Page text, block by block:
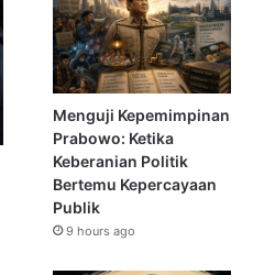
Menguji Kepemimpinan
Prabowo: Ketika
Keberanian Politik
Bertemu Kepercayaan
Publik
9 hours ago